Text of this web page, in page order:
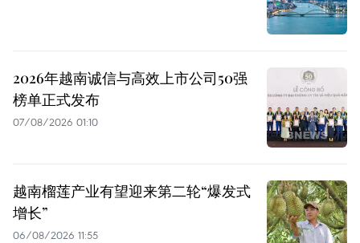
2026年越南诚信与高效上市公司50强
榜单正式发布
07/08/2026 01:10
越南榴莲产业有望迎来第二轮“爆发式
增长”
06/08/2026 11:55